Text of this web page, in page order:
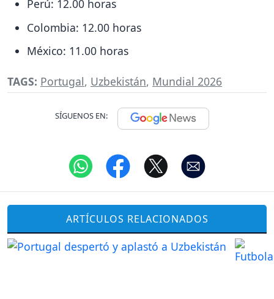
Perú: 12.00 horas
Colombia: 12.00 horas
México: 11.00 horas
TAGS: Portugal, Uzbekistán, Mundial 2026
SÍGUENOS EN:
ARTÍCULOS RELACIONADOS